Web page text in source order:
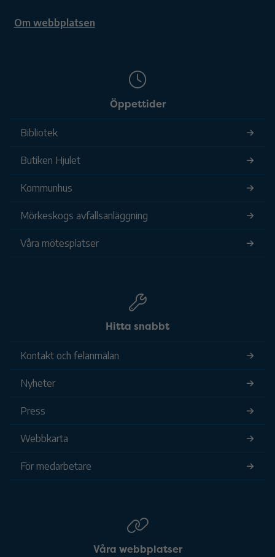
Om webbplatsen
Öppettider
Bibliotek
Butiken Hjulet
Kommunhus
Mörkeskogs avfallsanläggning
Våra mötesplatser
Hitta snabbt
Kontakt och felanmälan
Nyheter
Press
Webbkarta
För medarbetare
Våra webbplatser